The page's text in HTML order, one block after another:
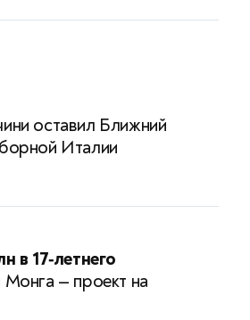
оставил Ближний
Италии
в 17‑летнего
— проект на